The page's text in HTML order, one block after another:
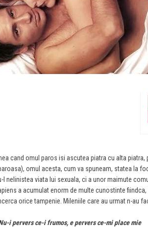
cand omul paros isi ascutea piatra cu alta piatra,
omul acesta, cum va spuneam, statea la
l nelinistea viata lui sexuala, ci a unor maimute
a acumulat enorm de multe cunostinte
orice tampenie. Mileniile care au urmat n-au
i pervers ce-i frumos, e pervers ce-mi place mie